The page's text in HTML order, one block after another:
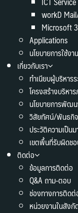
workD
Microsoft
Applications
นโยบายการใช้งา
เกี่ยวกับเรา
ทำเนียบผู้บริหาร
โครงสร้างบริหา
นโยบายการพัฒ
วิสัยทัศน์/พันธกิ
ประวัติความเป็น
เขตพื้นที่รับผิดช
ติดต่อ
ข้อมูลการติดต่อ
Q&A ถาม-ตอบ
ช่องทางการติด
หน่วยงานในสัง